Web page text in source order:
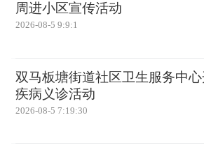
周进小区宣传活动
2026-08-5 9:9:1
双马板塘街道社区卫生服务中
疾病义诊活动
2026-08-5 7:19:30